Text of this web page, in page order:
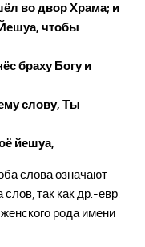
во двор Храма; и
чтобы
браху Богу и
слову, Ты
йешуа,
слова означают
так как др.-евр.
рода имени